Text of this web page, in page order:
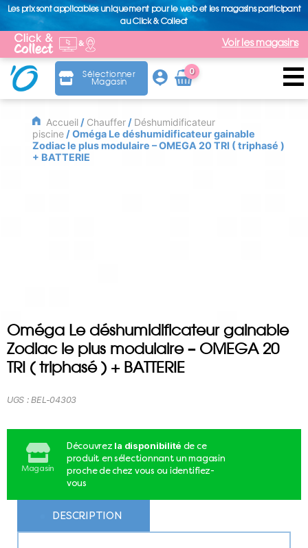
Les prix sont applicables uniquement pour le web et les magasins participant
au Click & Collect
Voir les magasins
Sélectionner
Magasin
0
Arti
cle
Accueil/ Chauffer/ Déshumidificateur
piscine/ Oméga Le déshumidificateur gainable
Zodiac le plus modulaire – OMEGA 20 TRI ( triphasé )
+ BATTERIE
Oméga Le déshumidificateur gainable
Zodiac le plus modulaire – OMEGA 20
TRI ( triphasé ) + BATTERIE
Magasin
Découvrez la disponibilité de ce
produit en sélectionnant un magasin
proche de chez vous ou identifiez-
vous
UGS :BEL-04303
DESCRIPTION